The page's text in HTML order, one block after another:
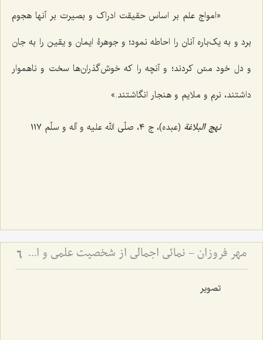
«امواج علم بر اساس حقیقت ادراک و بصیرت بر آنها هجوم
برد و به یک‌باره آنان را احاطه نمود؛ و جوهرۀ ایمان و یقین را به جان
و دل خود مسّ کردند؛ و آنچه را که خوش‌گذران‌ها سخت و ناهموار
داشتند، نرم و ملایم و هنجار انگاشتند.»
نهج البلاغة (عبده)، ج ٤، صلّی الله علیه و آله و سلّم ١١٧
مهر فروزان - نمائی اجمالی از شخصیت علمی و اخلاقی حضرت علامه آیة الله حاج سید محمد حسین حسینی طهرانی 6
تصویر